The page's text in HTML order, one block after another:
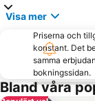
Visa mer
Priserna och
konstant. Det
samma
bokningssidan.
Bland våra